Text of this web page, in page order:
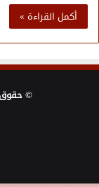
أكمل القراءة »
© حقوق النشر